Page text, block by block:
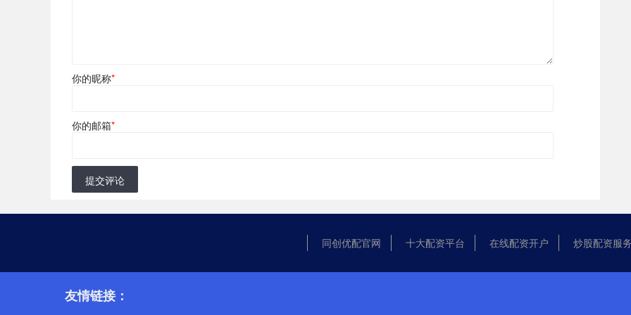
你的昵称*
你的邮箱*
提交评论
同创优配官网 十大配资平台 在线配资开户 炒股配资服
友情链接：